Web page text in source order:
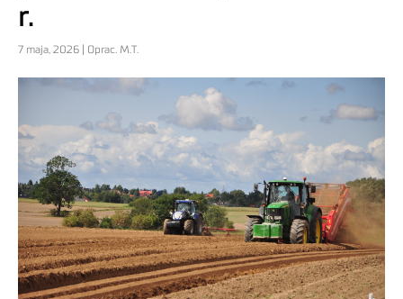
r.
7 maja, 2026 | Oprac. M.T.